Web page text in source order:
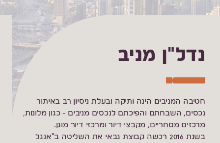
נדל"ן מניב
חטיבה המניבים הינה ותיקה ובעלת ניסיון רב באיתור
נכסים, השבחתם והפיכתם לנכסים מניבים - כגון מלונות,
מרכזים מסחריים, מקבצי דיור ומרכזי דיור מוגן.
בשנת 2016 רכשה קבוצת גבאי את השליטה ב"אנגל